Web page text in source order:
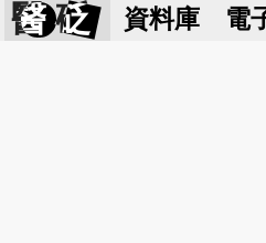
醫 砭 資料庫 電